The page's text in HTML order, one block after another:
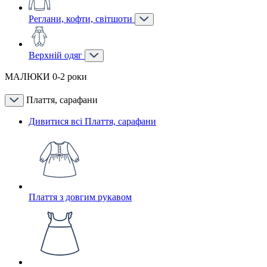
Реглани, кофти, світшоти
Верхній одяг
МАЛЮКИ 0-2 роки
Плаття, сарафани
Дивитися всі Плаття, сарафани
Плаття з довгим рукавом